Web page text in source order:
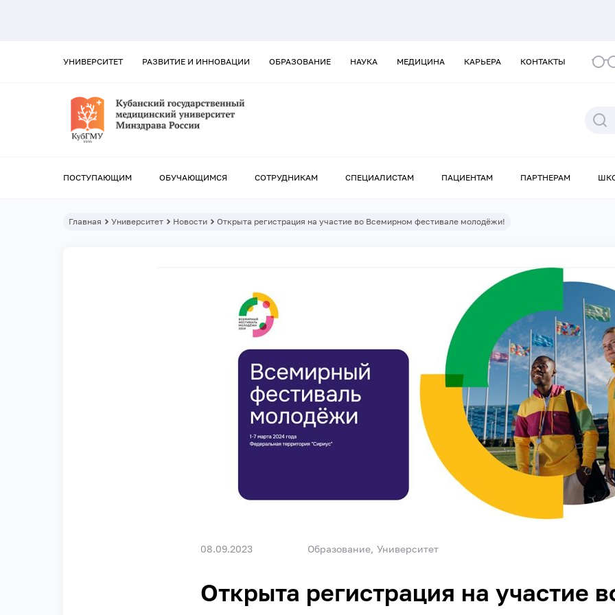
УНИВЕРСИТЕТ РАЗВИТИЕ И ИННОВАЦИИ ОБРАЗОВАНИЕ НАУКА МЕДИЦИНА КАРЬЕРА КОНТАКТЫ
ПОСТУПАЮЩИМ ОБУЧАЮЩИМСЯ СОТРУДНИКАМ СПЕЦИАЛИСТАМ ПАЦИЕНТАМ ПАРТНЕРАМ
Главная Университет Новости Открыта регистрация на участие во Всемирном фестивале молодёжи!
08.09.2023 Образование Университет
Открыта регистрация на участие